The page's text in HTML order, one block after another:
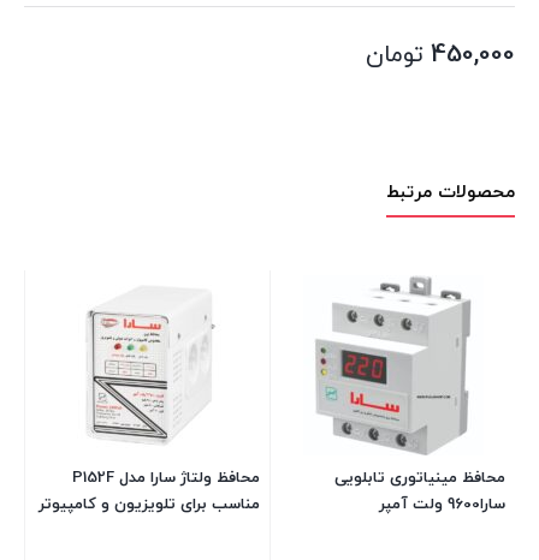
450,000 تومان
محصولات مرتبط
محافظ مینیاتوری تابلویی
سارا9600 ولت آمپر
محافظ ولتاژ سارا مدل P152F
مناسب برای تلویزیون و کامپیوتر